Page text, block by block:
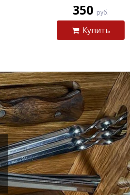
350 руб.
Купить